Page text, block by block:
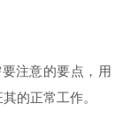
要注意的要点，用
的正常工作。